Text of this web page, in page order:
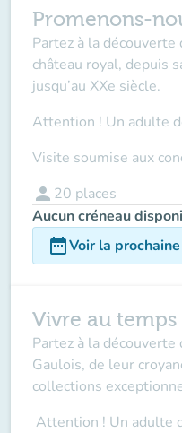
Promenons-
Partez à la découverte
château royal, depuis
jusqu’au XXe siècle.
Attention ! Un adulte
Visite soumise aux
person 20 places
Aucun créneau
date_rangeVoir la
Vivre au
Partez à la
Gaulois, de leur
collections
Attention ! Un adulte